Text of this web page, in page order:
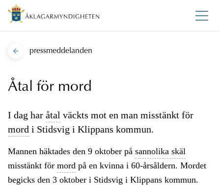
pressmeddelanden
Åtal för mord
I dag har åtal väckts mot en man misstänkt för
mord i Stidsvig i Klippans kommun.
Mannen häktades den 9 oktober på sannolika skäl
misstänkt för mord på en kvinna i 60-årsåldern. Mordet
begicks den 3 oktober i Stidsvig i Klippans kommun.